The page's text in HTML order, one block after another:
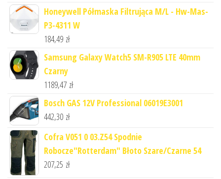
Honeywell Półmaska Filtrująca M/L - Hw-Mas-
P3-4311 W
184,49 zł
Samsung Galaxy Watch5 SM-R905 LTE 40mm
Czarny
1189,47 zł
Bosch GAS 12V Professional 06019E3001
442,30 zł
Cofra V051 0 03.Z54 Spodnie
Robocze"Rotterdam" Błoto Szare/Czarne 54
207,25 zł